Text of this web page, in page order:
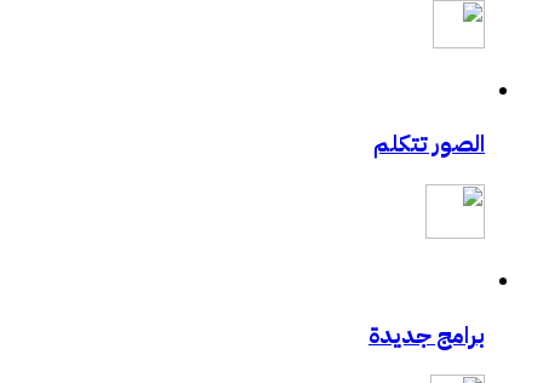
الصور تتكلم
برامج جديدة